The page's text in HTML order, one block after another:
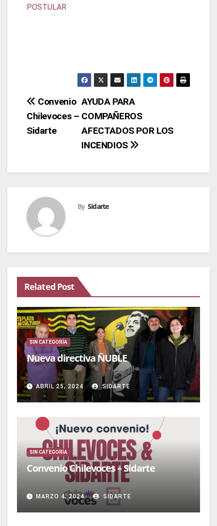
POSTULAR
Navegación
de
entradas
AYUDA PARA
COMPAÑEROS
AFECTADOS POR LOS
INCENDIOS
Convenio
Chilevoces –
Sidarte
By Sidarte
Related Post
SIN CATEGORÍA
Nueva directiva ÑUBLE
ABRIL 25, 2024 SIDARTE
SIN CATEGORÍA
Convenio Chilevoces – Sidarte
MARZO 4, 2024 SIDARTE